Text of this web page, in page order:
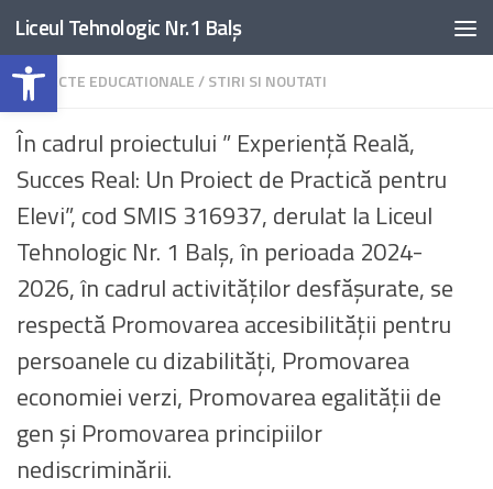
Deschide bara de unelte
Skip to content
Liceul Tehnologic Nr.1 Balș
PROIECTE EDUCATIONALE/STIRI SI NOUTATI
În cadrul proiectului ” Experiență Reală,
Succes Real: Un Proiect de Practică pentru
Elevi”, cod SMIS 316937, derulat la Liceul
Tehnologic Nr. 1 Balș, în perioada 2024-
2026, în cadrul activităților desfășurate, se
respectă Promovarea accesibilității pentru
persoanele cu dizabilități, Promovarea
economiei verzi, Promovarea egalității de
gen și Promovarea principiilor
nediscriminării.